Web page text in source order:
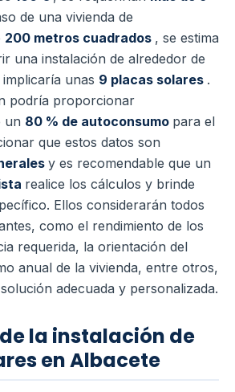
de una vivienda de
200 metros cuadrados , se estima
una instalación de alrededor de
unas 9 placas solares .
podría proporcionar
un 80 % de autoconsumo para el
que estos datos son
y es recomendable que un
realice los cálculos y brinde
Ellos considerarán todos
como el rendimiento de los
requerida, la orientación del
anual de la vivienda, entre otros,
adecuada y personalizada.
la instalación de
en Albacete